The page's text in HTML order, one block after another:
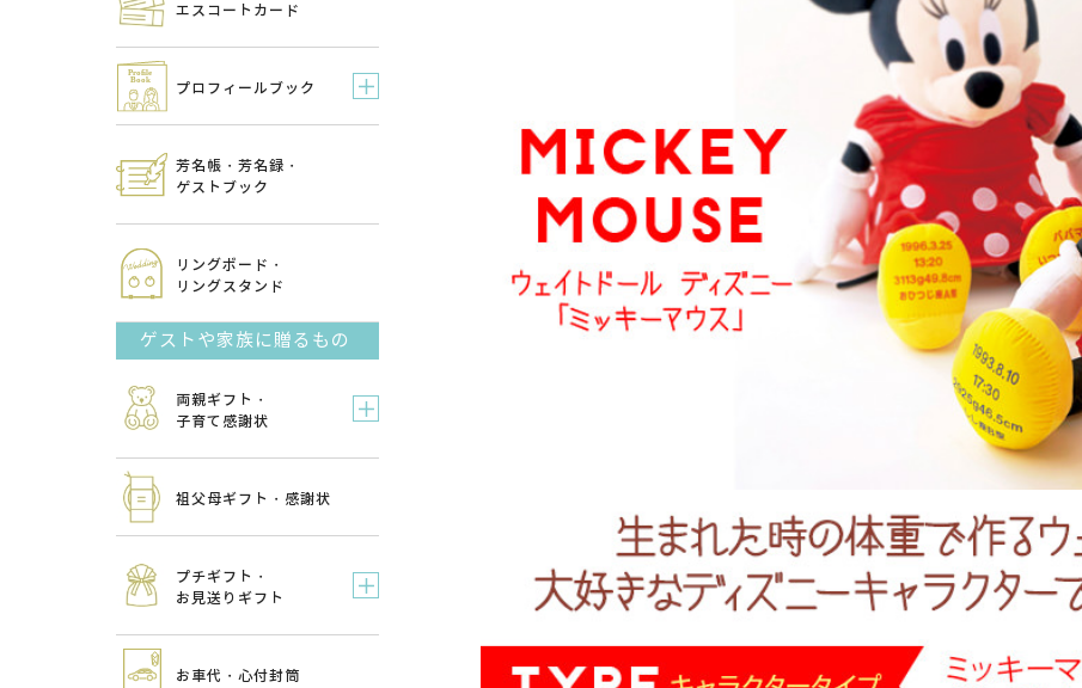
エスコートカード
プロフィールブック
芳名帳・芳名録・
ゲストブック
リングボード・
リングスタンド
ゲストや家族に贈るもの
両親ギフト・
子育て感謝状
祖父母ギフト・感謝状
プチギフト・
お見送りギフト
お車代・心付封筒